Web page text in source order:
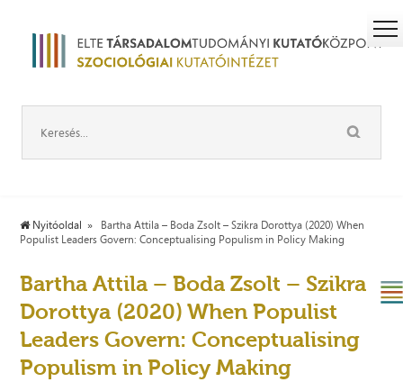
Nyitóoldal
Bartha Attila – Boda Zsolt – Szikra Dorottya (2020) When
Populist Leaders Govern: Conceptualising Populism in Policy Making
Bartha Attila – Boda Zsolt – Szikra
Dorottya (2020) When Populist
Leaders Govern: Conceptualising
Populism in Policy Making